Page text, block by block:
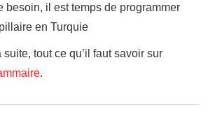
besoin, il est temps de programmer
en Turquie
tout ce qu’il faut savoir sur
.